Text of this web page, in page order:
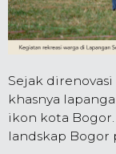
Sejak
khasnya
ikon kota
landskap Bogor